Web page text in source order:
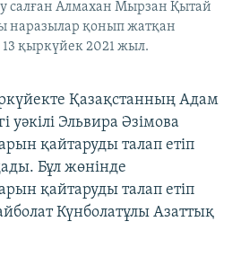
салған Алмахан Мырзан Қытай
наразылар қонып жатқан
қыркүйек 2021 жыл.
Қазақстанның Адам
Эльвира Әзімова
қайтаруды талап етіп
Бұл жөнінде
қайтаруды талап етіп
Күнболатұлы Азаттық